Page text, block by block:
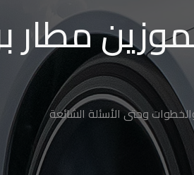
مطار
وحتى الأسئلة الشائعة